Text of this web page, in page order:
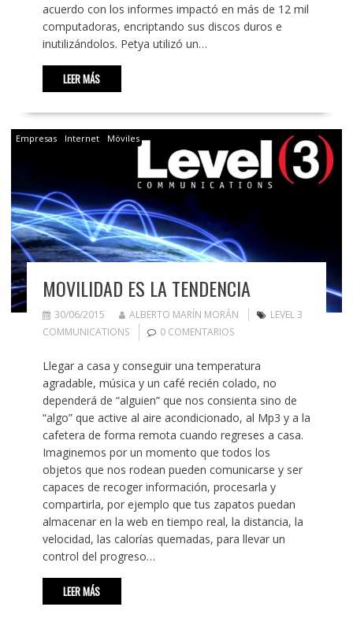
acuerdo con los informes impactó en más de 12 mil
computadoras, encriptando sus discos duros e
inutilizándolos. Petya utilizó un…
LEER MÁS
Empresas Internet Móviles
MOVILIDAD ES LA TENDENCIA
30/06/2015 ALBERTO MARÍN MORÁN
LEVEL 3
COMMUNICATIONS
0 COMENTARIOS
Llegar a casa y conseguir una temperatura
agradable, música y un café recién colado, no
dependerá de “alguien” que nos consienta sino de
“algo” que active al aire acondicionado, al Mp3 y a la
cafetera de forma remota cuando regreses a casa.
Imaginemos por un momento que todos los
objetos que nos rodean pueden comunicarse y ser
capaces de recoger información, procesarla y
compartirla, por ejemplo que tus zapatos puedan
almacenar en la web en tiempo real, la distancia, la
velocidad, las calorías quemadas, para llevar un
control del progreso…
LEER MÁS